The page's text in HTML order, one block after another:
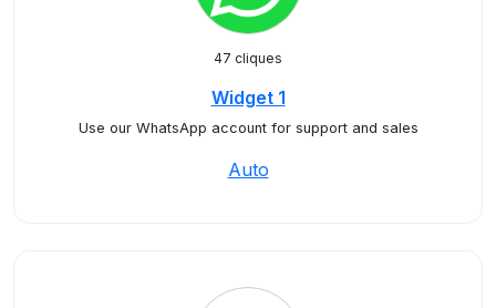
47 cliques
Widget 1
Use our WhatsApp account for support and sales
Auto